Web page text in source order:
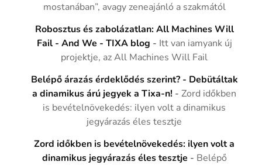
mostanában”, avagy zeneajánló a szakmától
Robosztus és zabolázatlan: All Machines Will
Fail - And We - TIXA blog - Itt van iamyank új
projektje, az All Machines Will Fail
Belépő árazás érdeklődés szerint? - Debütáltak
a dinamikus árú jegyek a Tixa-n! -Zord időkben
is bevételnövekedés: ilyen volt a dinamikus
jegyárazás éles tesztje
Zord időkben is bevételnövekedés: ilyen volt a
dinamikus jegyárazás éles tesztje - Belépő